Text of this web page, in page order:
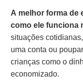
A melhor forma de
como ele funciona
situações
uma conta ou
crianças como o
economizado.